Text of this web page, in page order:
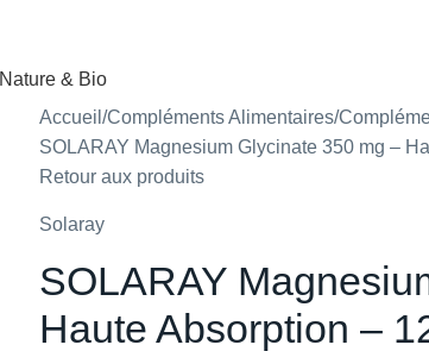
Nature & Bio
Accueil Compléments Alimentaires
SOLARAY Magnesium Glycinate 350 mg –
Retour aux produits
Solaray
SOLARAY
Haute Absorption –